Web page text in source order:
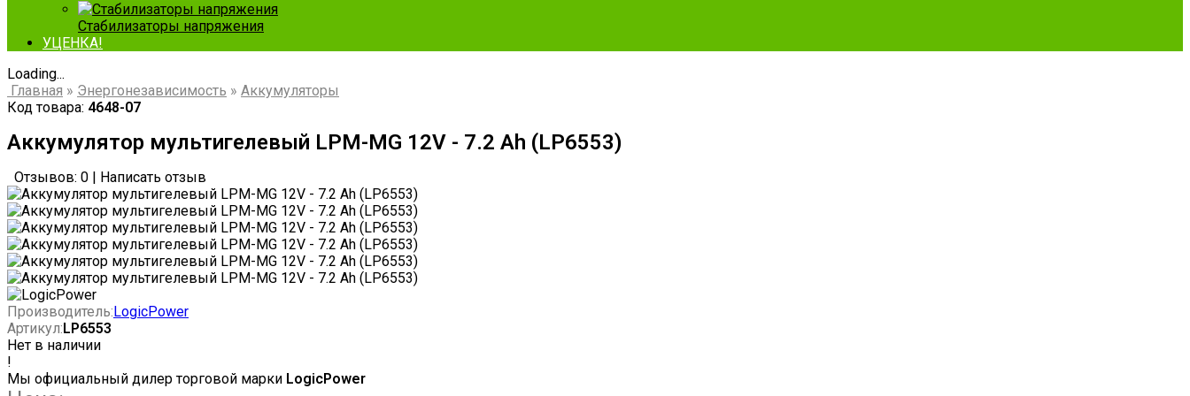
Стабилизаторы напряжения
УЦЕНКА!
Loading...
Главная » Энергонезависимость » Аккумуляторы
Код товара: 4648-07
Аккумулятор мультигелевый LPM-MG 12V - 7.2 Ah (LP6553)
Отзывов: 0 Написать отзыв
Производитель: LogicPower
Артикул: LP6553
Нет в наличии
!
Мы официальный дилер торговой марки LogicPower